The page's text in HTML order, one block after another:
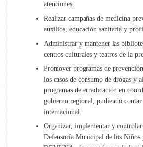
atenciones.
Realizar campañas de medicina
auxilios, educación sanitaria y
Administrar y mantener las
centros culturales y teatros de la
Promover programas de
los casos de consumo de drogas y
programas de erradicación en
gobierno regional, pudiendo
internacional.
Organizar, implementar y
Defensoría Municipal de los Niños